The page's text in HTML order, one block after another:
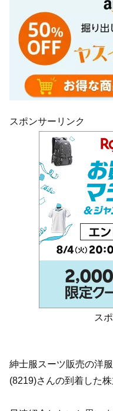
スポンサーリンク
ス
紳士服スーツ販売の洋
(8219)さんの到着した